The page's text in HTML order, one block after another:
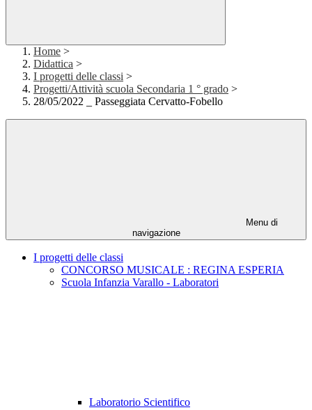
Home >
Didattica >
I progetti delle classi >
Progetti/Attività scuola Secondaria 1 ° grado >
28/05/2022 _ Passeggiata Cervatto-Fobello
Menu di
navigazione
I progetti delle classi
CONCORSO MUSICALE : REGINA ESPERIA
Scuola Infanzia Varallo - Laboratori
Laboratorio Scientifico